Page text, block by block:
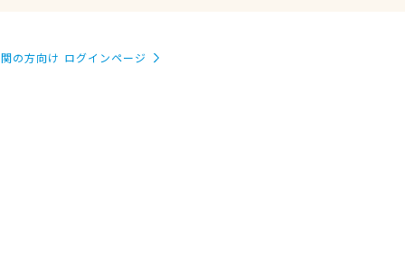
の方向け ログインページ